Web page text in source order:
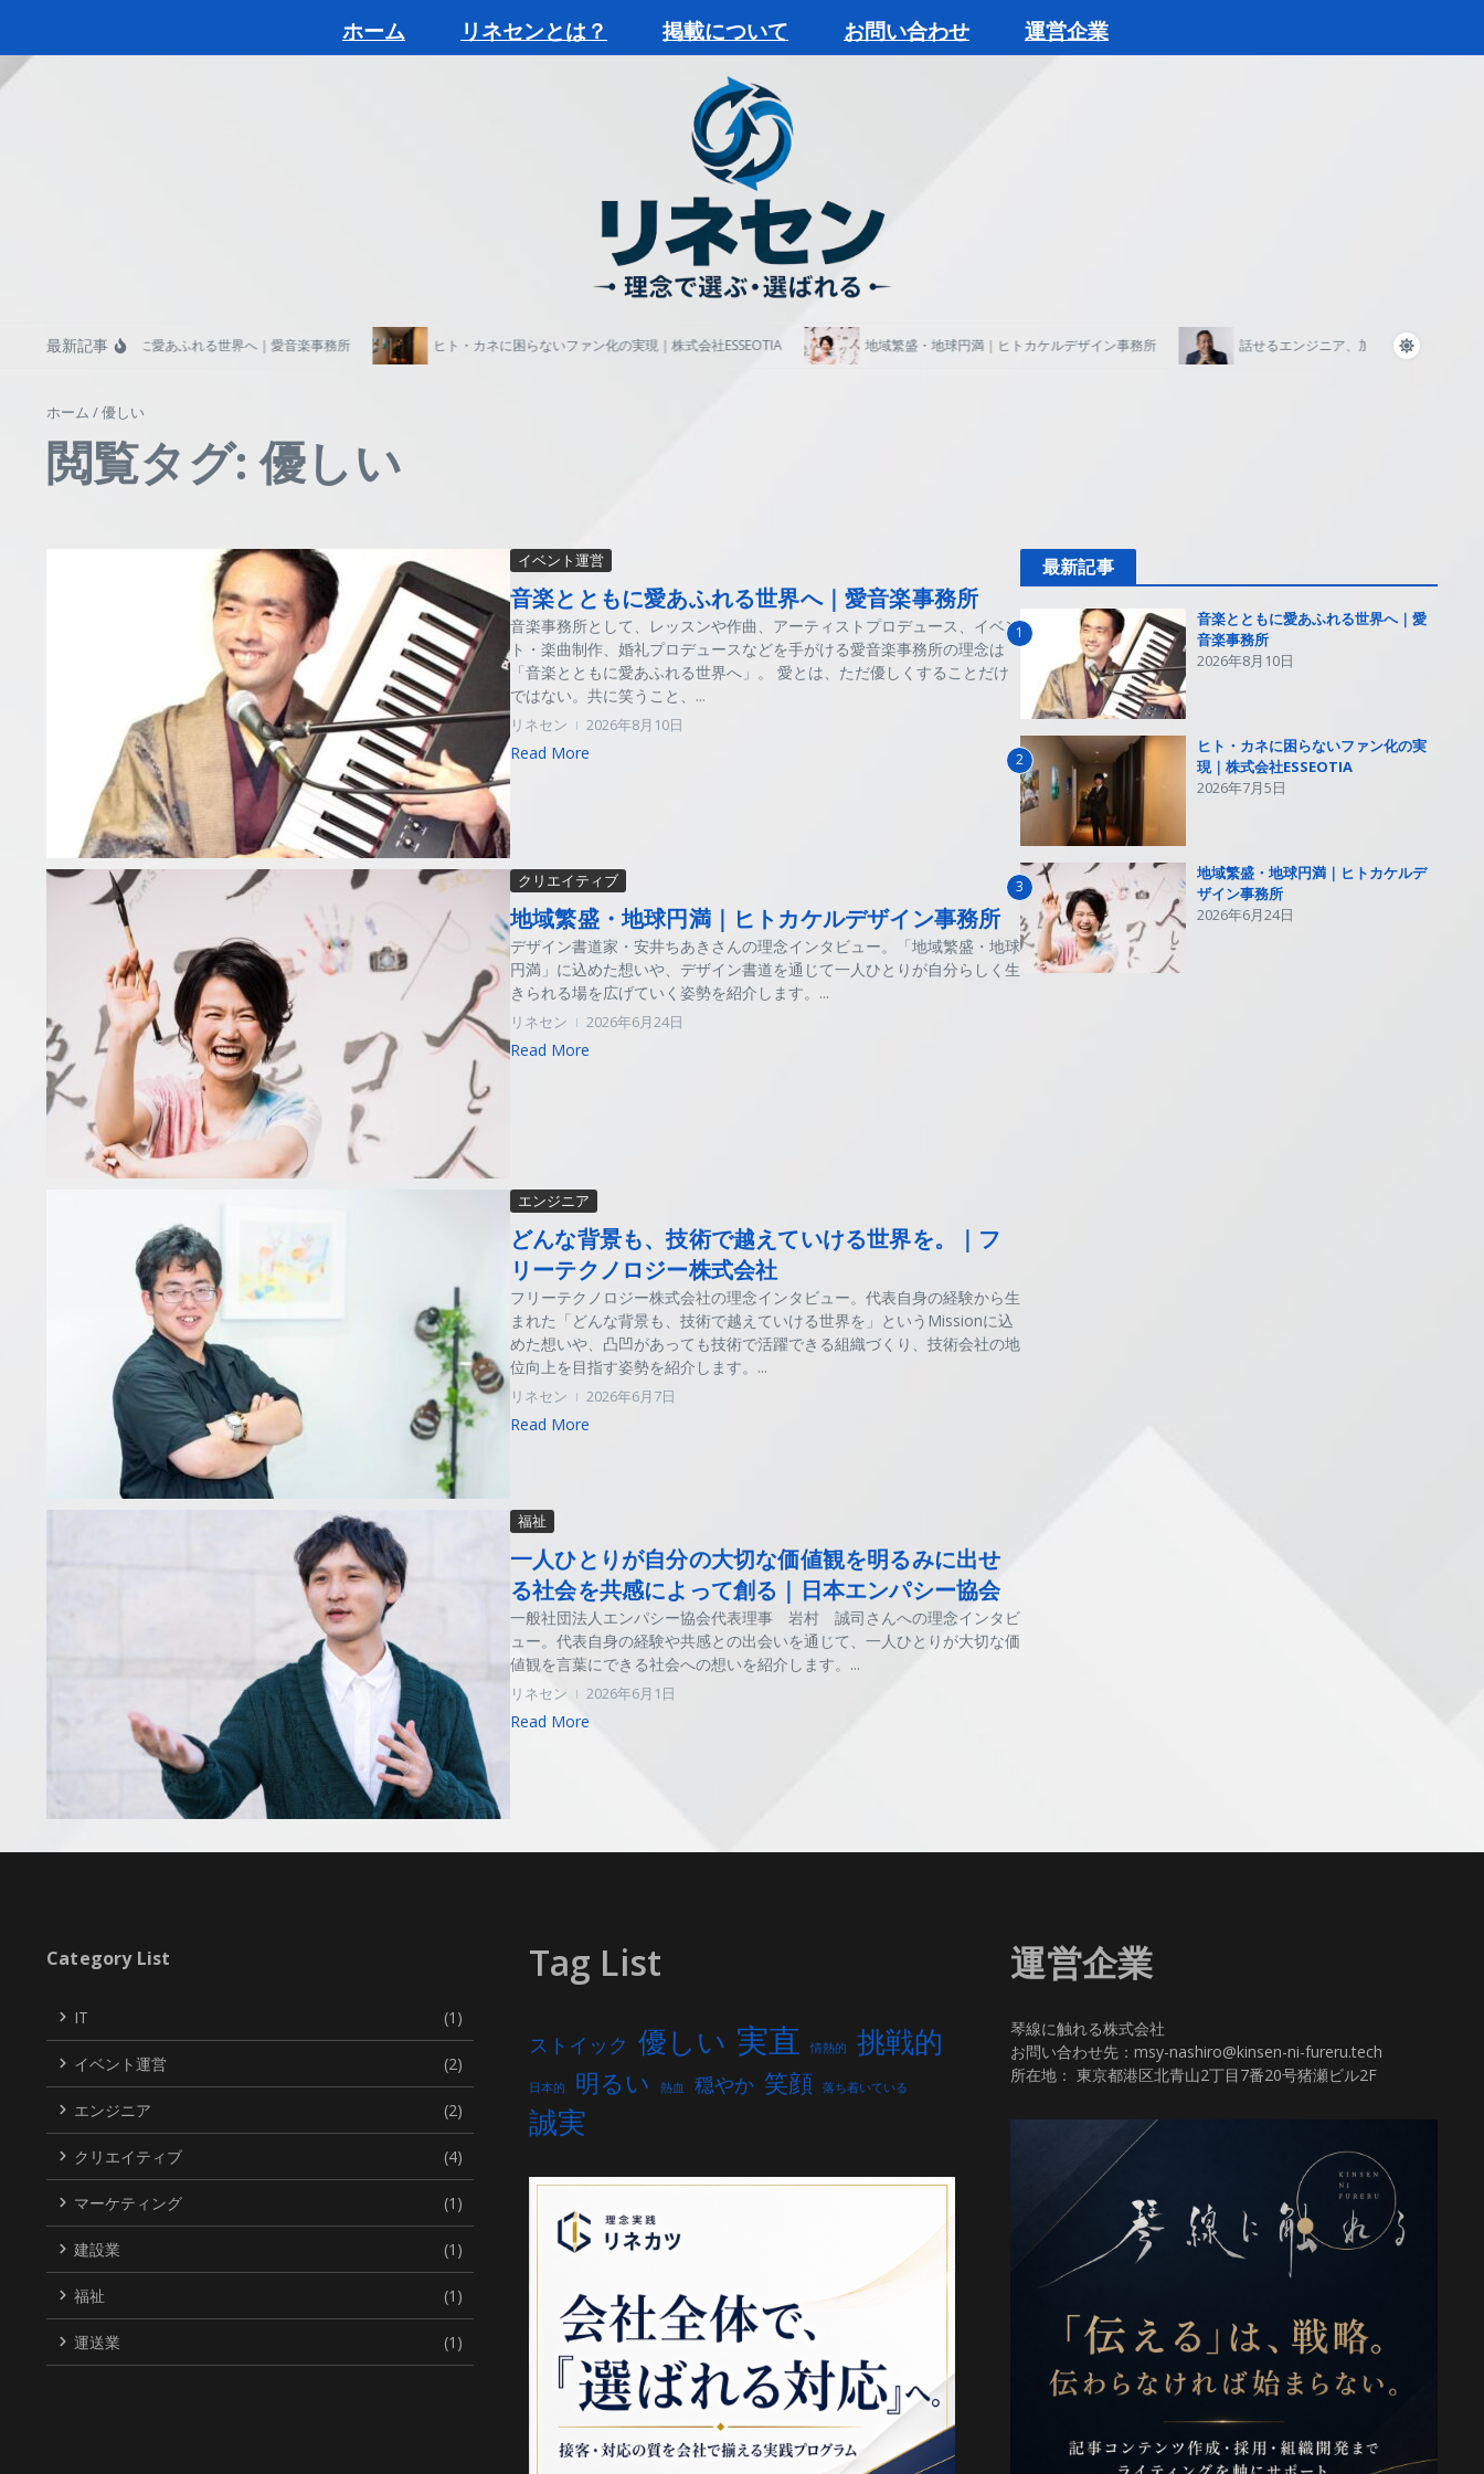
ホーム リネセンとは？ 掲載について お問い合わせ 運営企業
最新記事
音楽とともに愛あふれる世界へ｜愛音楽事務所 ヒト・カネに困らないファン化の実現｜株式会社ESSEOTIA 地域繁盛・地球円満｜ヒトカケルデザイン事務所 話せるエンジニア、加速するDX｜SIA株式会
ホーム /優しい
閲覧タグ: 優しい
イベント運営
音楽とともに愛あふれる世界へ｜愛音楽事務所
音楽事務所として、レッスンや作曲、アーティストプロデュース、イベン
ト・楽曲制作、婚礼プロデュースなどを手がける愛音楽事務所の理念は
「音楽とともに愛あふれる世界へ」。 愛とは、ただ優しくすることだけ
ではない。共に笑うこと、...
リネセン 2026年8月10日
Read More
クリエイティブ
地域繁盛・地球円満｜ヒトカケルデザイン事務所
デザイン書道家・安井ちあきさんの理念インタビュー。「地域繁盛・地球
円満」に込めた想いや、デザイン書道を通じて一人ひとりが自分らしく生
きられる場を広げていく姿勢を紹介します。...
リネセン 2026年6月24日
Read More
エンジニア
どんな背景も、技術で越えていける世界を。｜フ
リーテクノロジー株式会社
フリーテクノロジー株式会社の理念インタビュー。代表自身の経験から生
まれた「どんな背景も、技術で越えていける世界を」というMissionに込
めた想いや、凸凹があっても技術で活躍できる組織づくり、技術会社の地
位向上を目指す姿勢を紹介します。...
リネセン 2026年6月7日
Read More
福祉
一人ひとりが自分の大切な価値観を明るみに出せ
る社会を共感によって創る｜日本エンパシー協会
一般社団法人エンパシー協会代表理事 岩村 誠司さんへの理念インタビ
ュー。代表自身の経験や共感との出会いを通じて、一人ひとりが大切な価
値観を言葉にできる社会への想いを紹介します。...
リネセン 2026年6月1日
Read More
最新記事
1
音楽とともに愛あふれる世界へ｜愛
音楽事務所
2026年8月10日
2
ヒト・カネに困らないファン化の実
現｜株式会社ESSEOTIA
2026年7月5日
3
地域繁盛・地球円満｜ヒトカケルデ
ザイン事務所
2026年6月24日
Category List
IT (1)
イベント運営 (2)
エンジニア (2)
クリエイティブ (4)
マーケティング (1)
建設業 (1)
福祉 (1)
運送業 (1)
Tag List
ストイック 優しい 実直 情熱的 挑戦的
日本的 明るい 熱血 穏やか 笑顔 落ち着いている
誠実
運営企業
琴線に触れる株式会社
お問い合わせ先：msy-nashiro@kinsen-ni-fureru.tech
所在地： 東京都港区北青山2丁目7番20号猪瀬ビル2F